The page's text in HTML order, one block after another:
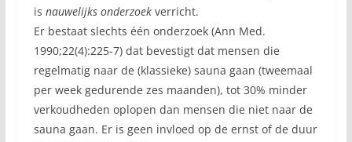
is nauwelijks onderzoek verricht.
Er bestaat slechts één onderzoek (Ann Med.
1990;22(4):225-7) dat bevestigt dat mensen die
regelmatig naar de (klassieke) sauna gaan (tweemaal
per week gedurende zes maanden), tot 30% minder
verkoudheden oplopen dan mensen die niet naar de
sauna gaan. Er is geen invloed op de ernst of de duur